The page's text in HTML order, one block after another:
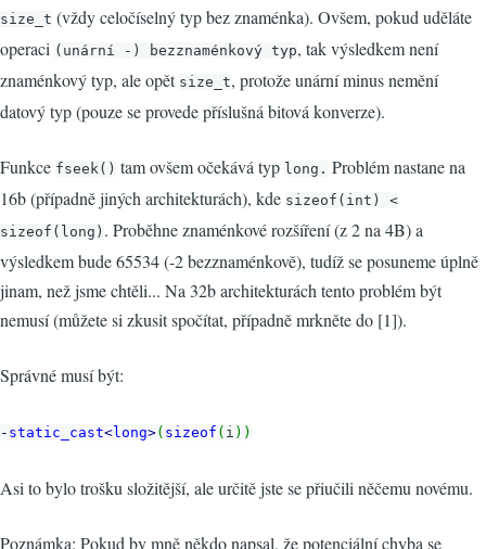
size_t (vždy celočíselný typ bez znaménka). Ovšem, pokud uděláte
operaci (unární -) bezznaménkový typ, tak výsledkem není
znaménkový typ, ale opět size_t, protože unární minus nemění
datový typ (pouze se provede příslušná bitová konverze).
Funkce fseek() tam ovšem očekává typ long. Problém nastane na
16b (případně jiných architekturách), kde sizeof(int) <
sizeof(long) . Proběhne znaménkové rozšíření (z 2 na 4B) a
výsledkem bude 65534 (-2 bezznaménkově), tudíž se posuneme úplně
jinam, než jsme chtěli... Na 32b architekturách tento problém být
nemusí (můžete si zkusit spočítat, případně mrkněte do [1]).
Správné musí být:
- static_cast<long>( sizeof ( i ) )
Asi to bylo trošku složitější, ale určitě jste se přiučili něčemu novému.
Poznámka: Pokud by mně někdo napsal, že potenciální chyba se